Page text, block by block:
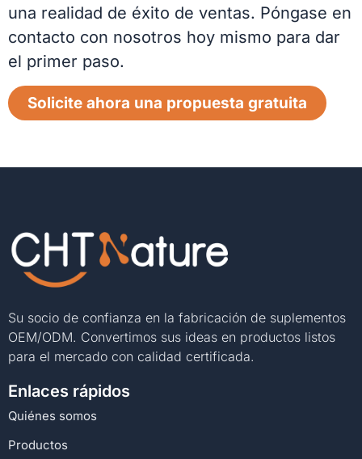
una realidad de éxito de ventas. Póngase en
contacto con nosotros hoy mismo para dar
el primer paso.
Solicite ahora una propuesta gratuita
Su socio de confianza en la fabricación de suplementos
OEM/ODM. Convertimos sus ideas en productos listos
para el mercado con calidad certificada.
Enlaces rápidos
Quiénes somos
Productos